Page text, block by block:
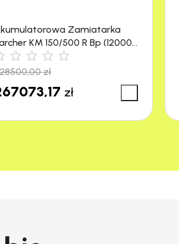
Zamiatarka
KM 150/500 R Bp (12000
h)
zł
zł